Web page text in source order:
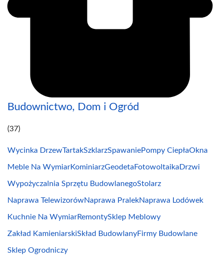
Budownictwo, Dom i Ogród
(37)
Wycinka DrzewTartakSzklarzSpawaniePompy CiepłaOkna
Meble Na WymiarKominiarzGeodetaFotowoltaikaDrzwi
Wypożyczalnia Sprzętu BudowlanegoStolarz
Naprawa TelewizorówNaprawa PralekNaprawa Lodówek
Kuchnie Na WymiarRemontySklep Meblowy
Zakład KamieniarskiSkład BudowlanyFirmy Budowlane
Sklep Ogrodniczy